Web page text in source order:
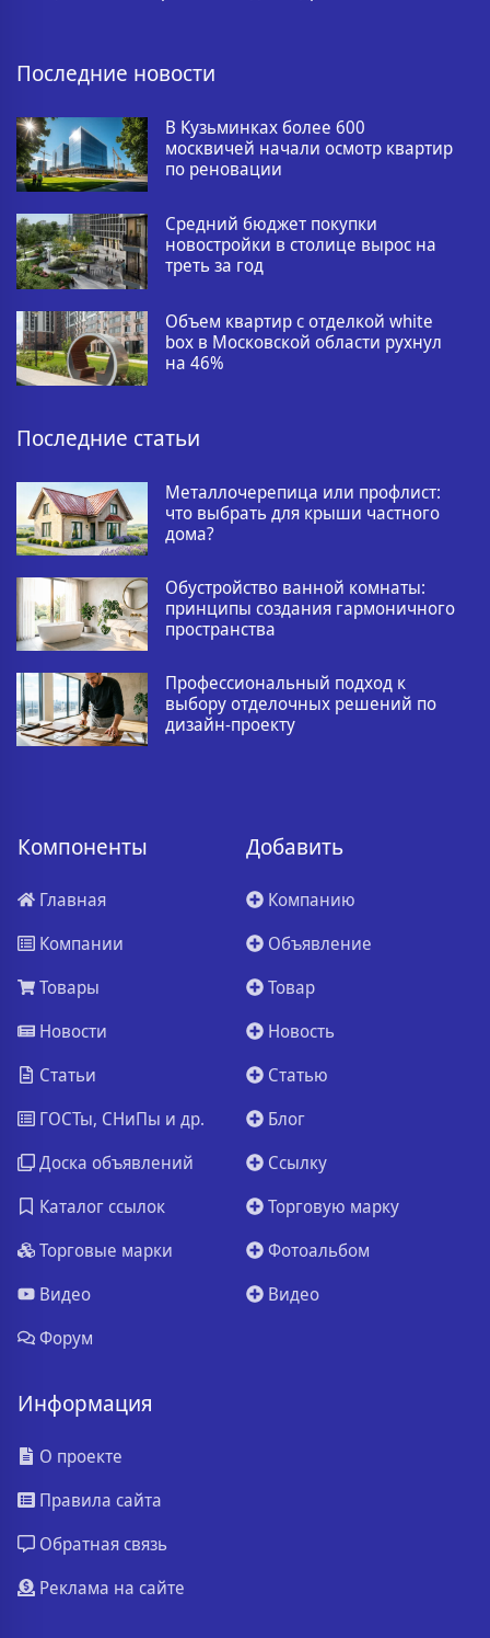
Последние новости
В Кузьминках более 600
москвичей начали осмотр квартир
по реновации
Средний бюджет покупки
новостройки в столице вырос на
треть за год
Объем квартир с отделкой white
box в Московской области рухнул
на 46%
Последние статьи
Металлочерепица или профлист:
что выбрать для крыши частного
дома?
Обустройство ванной комнаты:
принципы создания гармоничного
пространства
Профессиональный подход к
выбору отделочных решений по
дизайн-проекту
Компоненты
Главная
Компании
Товары
Новости
Статьи
ГОСТы, СНиПы и др.
Доска объявлений
Каталог ссылок
Торговые марки
Видео
Форум
Добавить
Компанию
Объявление
Товар
Новость
Статью
Блог
Ссылку
Торговую марку
Фотоальбом
Видео
Информация
О проекте
Правила сайта
Обратная связь
Реклама на сайте